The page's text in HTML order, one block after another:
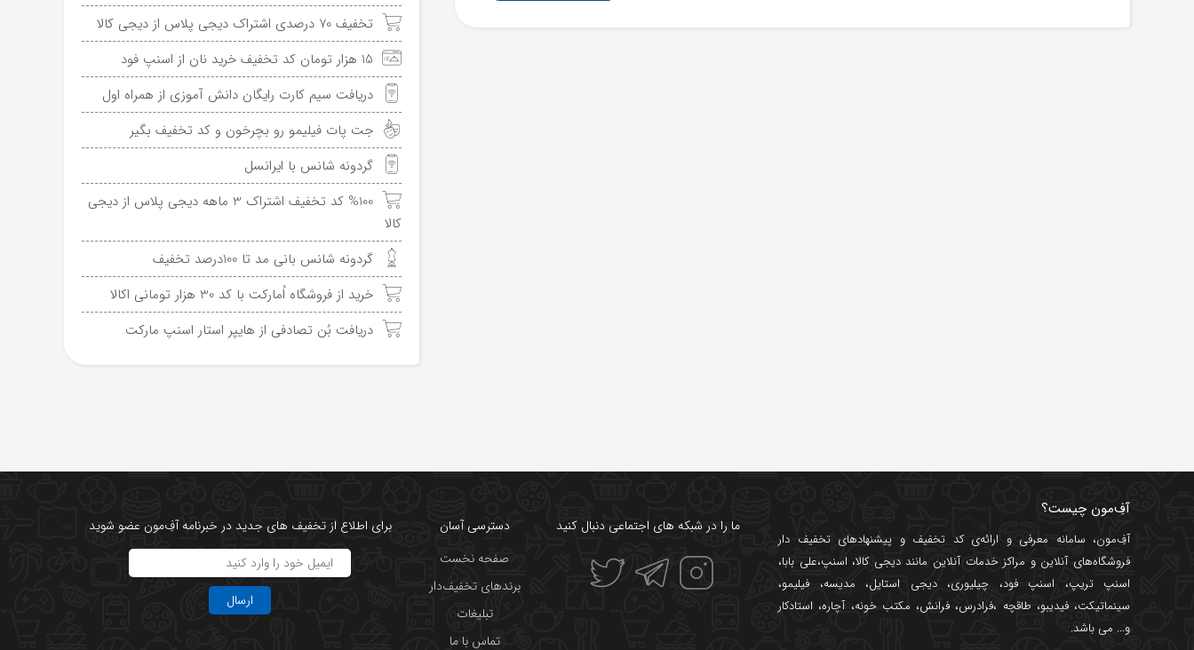
تخفیف 70 درصدی اشتراک دیجی پلاس از دیجی کالا
15 هزار تومان کد تخفیف خرید نان از اسنپ فود
دریافت سیم کارت رایگان دانش آموزی از همراه اول
جت پات فیلیمو رو بچرخون و کد تخفیف بگیر
گردونه شانس با ایرانسل
%100 کد تخفیف اشتراک 3 ماهه دیجی پلاس از دیجی
کالا
گردونه شانس بانی مد تا 100درصد تخفیف
خرید از فروشگاه اُمارکت با کد 30 هزار تومانی اکالا
دریافت بُن تصادفی از هایپر استار اسنپ مارکت
آفِ‌مون چیست؟
آفِ‌مون، سامانه معرفی و ارائه‌یکد تخفیف و پیشنهادهای تخفیف دار
فروشگاه‌های آنلاین و مراکز خدمات آنلاین ماننددیجی کالا، اسنپ،علی بابا،
اسنپ تریپ، اسنپ فود، چیلیوری،دیجی استایل، مدیسه، فیلیمو،
سینماتیکت،فیدیبو، طاقچه ،فرادرس، فرانش، مکتب خونه،آچاره، استادکار
و... می باشد.
ما را در شبکه های اجتماعی دنبال کنید
دسترسی آسان
صفحه نخست
برندهای تخفیف‌دار
تبلیغات
تماس با ما
برای اطلاع از تخفیف های جدید در خبرنامه آفِ‌مون عضو شوید
ارسال